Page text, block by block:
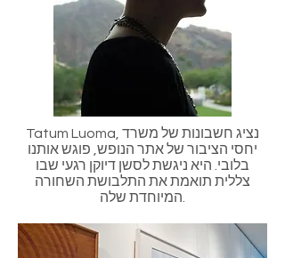
Tatum Luoma, נציג חשבונות של משרד
יחסי הציבור של אתר הנופש, פוגש אותנו
בלובי. היא ניגשת לסשן דיוקן רגעי שבו
צללית תואמת את התלבושת השחורה